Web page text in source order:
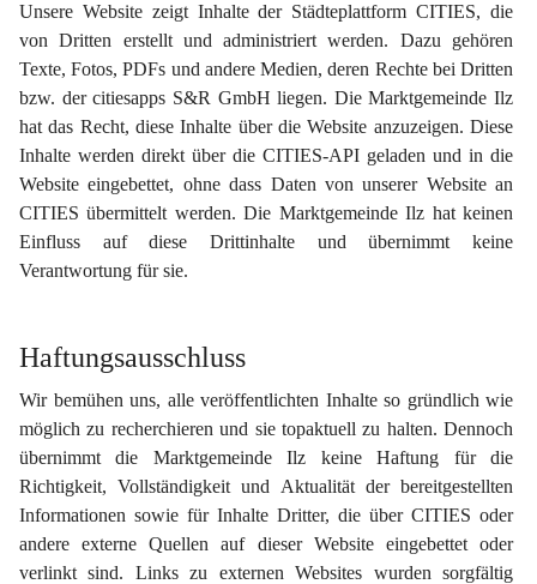
Unsere Website zeigt Inhalte der Städteplattform CITIES, die
von Dritten erstellt und administriert werden. Dazu gehören
Texte, Fotos, PDFs und andere Medien, deren Rechte bei Dritten
bzw. der citiesapps S&R GmbH liegen. Die Marktgemeinde Ilz
hat das Recht, diese Inhalte über die Website anzuzeigen. Diese
Inhalte werden direkt über die CITIES-API geladen und in die
Website eingebettet, ohne dass Daten von unserer Website an
CITIES übermittelt werden. Die Marktgemeinde Ilz hat keinen
Einfluss auf diese Drittinhalte und übernimmt keine
Verantwortung für sie.
Haftungsausschluss
Wir bemühen uns, alle veröffentlichten Inhalte so gründlich wie
möglich zu recherchieren und sie topaktuell zu halten. Dennoch
übernimmt die Marktgemeinde Ilz keine Haftung für die
Richtigkeit, Vollständigkeit und Aktualität der bereitgestellten
Informationen sowie für Inhalte Dritter, die über CITIES oder
andere externe Quellen auf dieser Website eingebettet oder
verlinkt sind. Links zu externen Websites wurden sorgfältig